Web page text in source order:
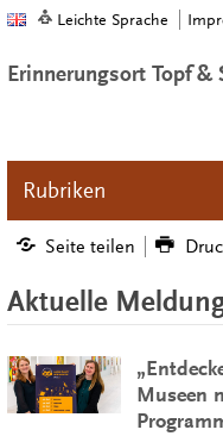
Leichte Sprache
Erinnerungsort Topf &
Rubriken
Seite teilen
Aktuelle
Museen